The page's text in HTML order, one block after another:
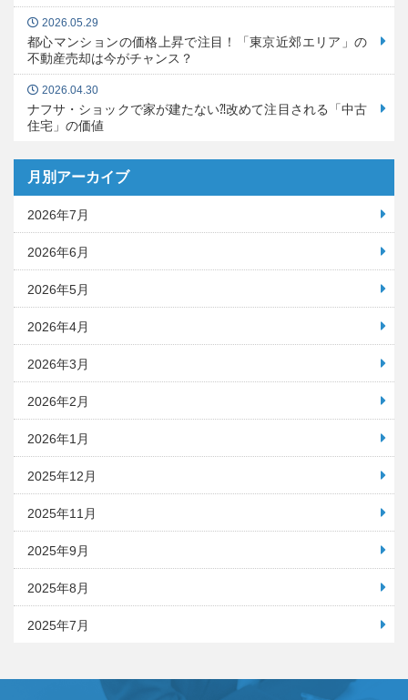
2026.05.29
都心マンションの価格上昇で注目！「東京近郊エリア」の
不動産売却は今がチャンス？
2026.04.30
ナフサ・ショックで家が建たない⁈改めて注目される「中古
住宅」の価値
月別アーカイブ
2026年7月
2026年6月
2026年5月
2026年4月
2026年3月
2026年2月
2026年1月
2025年12月
2025年11月
2025年9月
2025年8月
2025年7月